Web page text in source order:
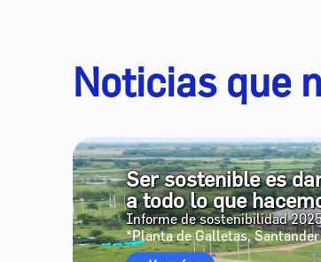
Noticias que
Ser sostenible es
a todo lo que
Informe de sostenibilidad
*Planta de Galletas,